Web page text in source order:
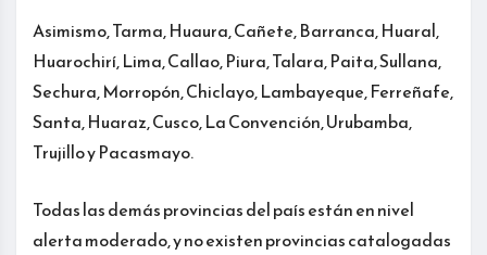
Asimismo, Tarma, Huaura, Cañete, Barranca, Huaral,
Huarochirí, Lima, Callao, Piura, Talara, Paita, Sullana,
Sechura, Morropón, Chiclayo, Lambayeque, Ferreñafe,
Santa, Huaraz, Cusco, La Convención, Urubamba,
Trujillo y Pacasmayo.
Todas las demás provincias del país están en nivel
alerta moderado, y no existen provincias catalogadas